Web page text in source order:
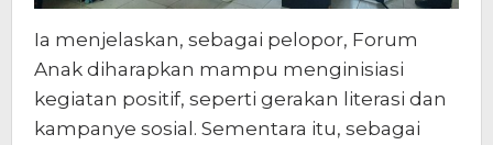
Ia menjelaskan, sebagai pelopor, Forum
Anak diharapkan mampu menginisiasi
kegiatan positif, seperti gerakan literasi dan
kampanye sosial. Sementara itu, sebagai